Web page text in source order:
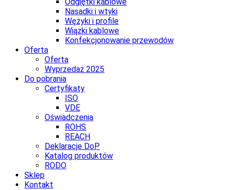
Nasadki i wtyki
Wężyki i profile
Wiązki kablowe
Konfekcjonowanie przewodów
Oferta
Oferta
Wyprzedaż 2025
Do pobrania
Certyfikaty
ISO
VDE
Oświadczenia
ROHS
REACH
Deklaracje DoP
Katalog produktów
RODO
Sklep
Kontakt